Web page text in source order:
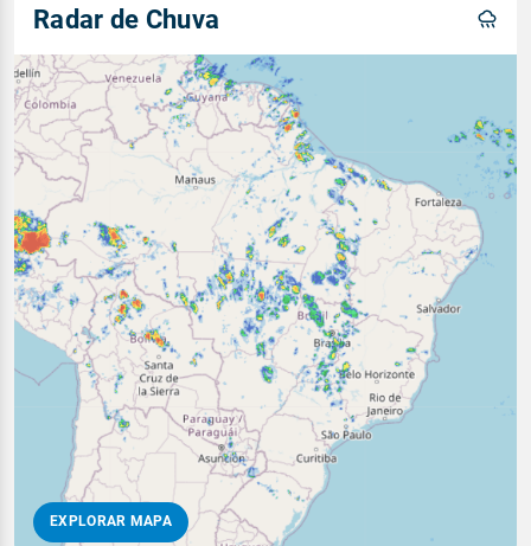
Radar de Chuva
EXPLORAR MAPA